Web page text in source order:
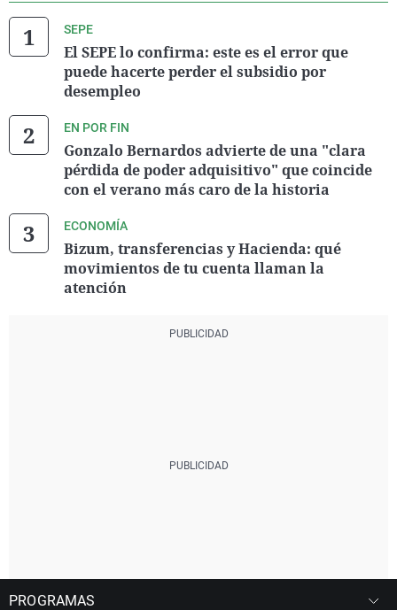
SEPE
El SEPE lo confirma: este es el error que
puede hacerte perder el subsidio por
desempleo
EN POR FIN
Gonzalo Bernardos advierte de una "clara
pérdida de poder adquisitivo" que coincide
con el verano más caro de la historia
ECONOMÍA
Bizum, transferencias y Hacienda: qué
movimientos de tu cuenta llaman la
atención
PROGRAMAS